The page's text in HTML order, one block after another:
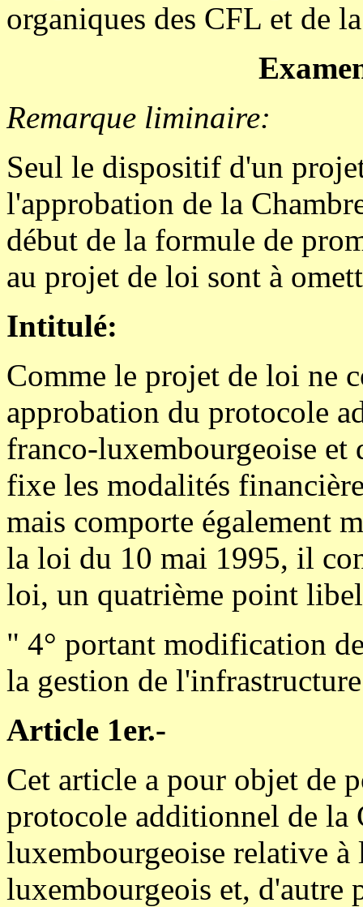
organiques des CFL et de
Remarque liminaire:
Seul le dispositif d'un
l'approbation de la
début de la formule de
au projet de loi sont à
Intitulé:
Comme le projet de loi ne
approbation du protocole
franco-luxembourgeoise et
fixe les modalités
mais comporte également
la loi du 10 mai 1995, il
loi, un quatrième point
" 4° portant modification
la gestion de
Article 1er.-
Cet article a pour objet de
protocole additionnel de
luxembourgeoise relative
luxembourgeois et, d'autre